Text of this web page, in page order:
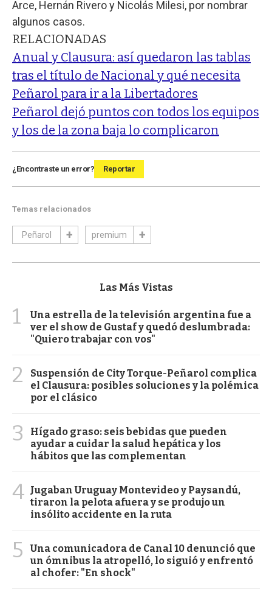
Arce, Hernán Rivero y Nicolás Milesi, por nombrar
algunos casos.
RELACIONADAS
Anual y Clausura: así quedaron las tablas
tras el título de Nacional y qué necesita
Peñarol para ir a la Libertadores
Peñarol dejó puntos con todos los equipos
y los de la zona baja lo complicaron
¿Encontraste un error? Reportar
Temas relacionados
Peñarol premium
Las Más Vistas
1
Una estrella de la televisión argentina fue a
ver el show de Gustaf y quedó deslumbrada:
"Quiero trabajar con vos"
2
Suspensión de City Torque-Peñarol complica
el Clausura: posibles soluciones y la polémica
por el clásico
3
Hígado graso: seis bebidas que pueden
ayudar a cuidar la salud hepática y los
hábitos que las complementan
4 Jugaban Uruguay Montevideo y Paysandú,
tiraron la pelota afuera y se produjo un
insólito accidente en la ruta
5
Una comunicadora de Canal 10 denunció que
un ómnibus la atropelló, lo siguió y enfrentó
al chofer: "En shock"